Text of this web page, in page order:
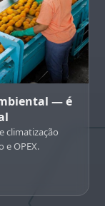
— é
climatização
OPEX.